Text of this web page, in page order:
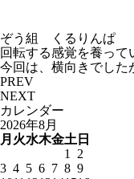
ぞう組 くるりんぱ
回転する感覚を養って
今回は、横向きでした
PREV
NEXT
カレンダー
2026年8月
月 火水木金土 日
1
2
3 4 5 6 7 8 9